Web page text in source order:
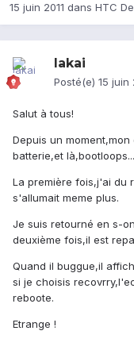
15 juin 2011 dans HTC
lakai
Posté(e) 15 juin
Salut à tous!
Depuis un
batterie,et là,bootloops...
La première fois,j'ai du
s'allumait meme plus.
Je suis retourné en s-
deuxième fois,il est
Quand il buggue,il
si je choisis
reboote.
Etrange !